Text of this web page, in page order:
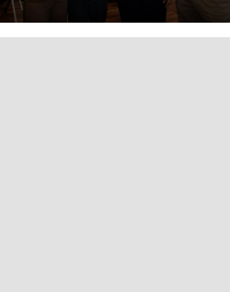
TIANGUIS TURÍSTICO